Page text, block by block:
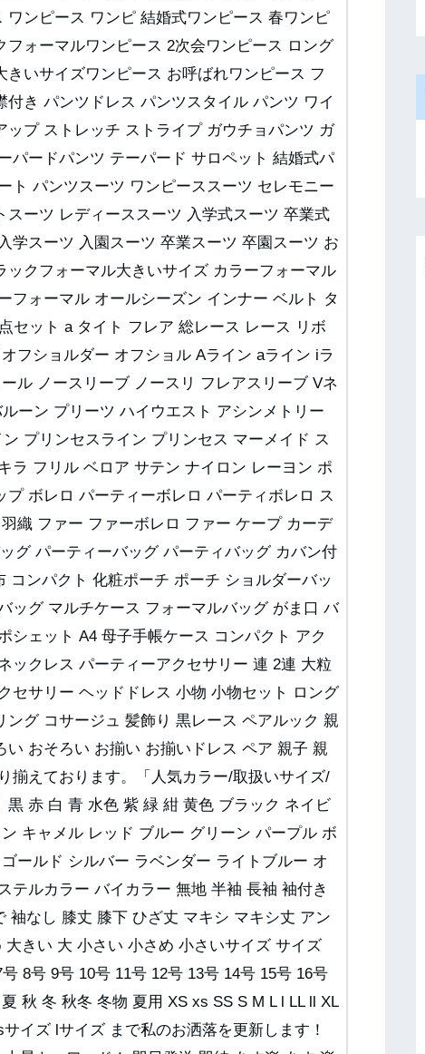
ンピース ワンピ 結婚式ワンピース 春ワンピ
ォーマルワンピース 2次会ワンピース ロング
いサイズワンピース お呼ばれワンピース フ
き パンツドレス パンツスタイル パンツ ワイ
ップ ストレッチ ストライプ ガウチョパンツ ガ
パードパンツ テーパード サロペット 結婚式パ
ト パンツスーツ ワンピーススーツ セレモニー
ーツ レディーススーツ 入学式スーツ 卒業式
学スーツ 入園スーツ 卒業スーツ 卒園スーツ お
クフォーマル大きいサイズ カラーフォーマル
フォーマル オールシーズン インナー ベルト タ
セット a タイト フレア 総レース レース リボ
フショルダー オフショル Aライン aライン iラ
ル ノースリーブ ノースリ フレアスリーブ Vネ
ーン プリーツ ハイウエスト アシンメトリー
プリンセスライン プリンセス マーメイド ス
ラ フリル ベロア サテン ナイロン レーヨン ポ
プ ボレロ パーティーボレロ パーティボレロ ス
織 ファー ファーボレロ ファー ケープ カーデ
グ パーティーバッグ パーティバッグ カバン付
コンパクト 化粧ポーチ ポーチ ショルダーバッ
ッグ マルチケース フォーマルバッグ がま口 バ
シェット A4 母子手帳ケース コンパクト アク
ックレス パーティーアクセサリー 連 2連 大粒
セサリー ヘッドドレス 小物 小物セット ロング
グ コサージュ 髪飾り 黒レース ペアルック 親
おそろい お揃い お揃いドレス ペア 親子 親
揃えております。「人気カラー/取扱いサイズ/
黒 赤 白 青 水色 紫 緑 紺 黄色 ブラック ネイビ
キャメル レッド ブルー グリーン パープル ボ
ールド シルバー ラベンダー ライトブルー オ
テルカラー バイカラー 無地 半袖 長袖 袖付き
袖なし 膝丈 膝下 ひざ丈 マキシ マキシ丈 アン
きい 大 小さい 小さめ 小さいサイズ サイズ
8号 9号 10号 11号 12号 13号 14号 15号 16号
秋 冬 秋冬 冬物 夏用 XS xs SS S M L l LL ll XL
イズ lサイズ まで私のお洒落を更新します！